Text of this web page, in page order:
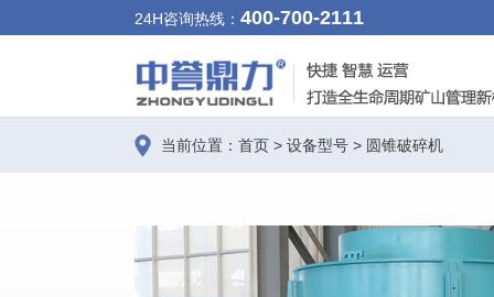
24H咨询热线： 400-700-2111
当前位置： 首页 > 设备型号 > 圆锥破碎机